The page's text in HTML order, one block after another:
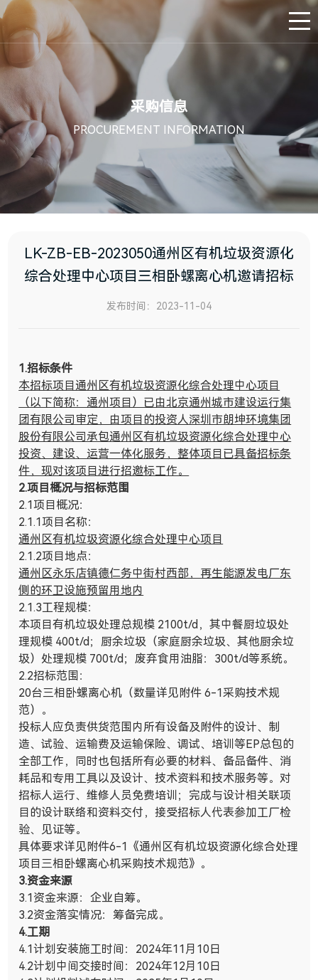
采购信息
PROCUREMENT INFORMATION
LK-ZB-EB-2023050通州区有机垃圾资源化
综合处理中心项目三相卧螺离心机邀请招标
发布时间：2023-11-04
1.招标条件
本招标项目通州区有机垃圾资源化综合处理中心项目
（以下简称：通州项目）已由北京通州城市建设运行集
团有限公司审定，由项目的投资人深圳市朗坤环境集团
股份有限公司承包通州区有机垃圾资源化综合处理中心
投资、建设、运营一体化服务，整体项目已具备招标条
件，现对该项目进行招邀标工作。
2.项目概况与招标范围
2.1项目概况：
2.1.1项目名称：
通州区有机垃圾资源化综合处理中心项目
2.1.2项目地点：
通州区永乐店镇德仁务中街村西部，再生能源发电厂东
侧的环卫设施预留用地内
2.1.3工程规模：
本项目有机垃圾处理总规模 2100t/d ，其中餐厨垃圾处
理规模 400t/d ；厨余垃圾（家庭厨余垃圾、其他厨余垃
圾）处理规模 700t/d ；废弃食用油脂： 300t/d等系统。
2.2招标范围：
20台三相卧螺离心机（数量详见附件6-1采购技术规
范）。
投标人应负责供货范围内所有设备及附件的设计、制
造、试验、运输费及运输保险、调试、培训等EP总包的
全部工作，同时也包括所有必要的材料、备品备件、消
耗品和专用工具以及设计、技术资料和技术服务等。对
招标人运行、维修人员免费培训；完成与设计相关联项
目的设计联络和资料交付，接受招标人代表参加工厂检
验、见证等。
具体要求详见附件6-1 《通州区有机垃圾资源化综合处理
项目三相卧螺离心机采购技术规范》。
3.资金来源
3.1资金来源：企业自筹。
3.2资金落实情况：筹备完成。
4.工期
4.1计划安装施工时间： 2024年11月 10日
4.2计划中间交接时间： 2024年12月 10日